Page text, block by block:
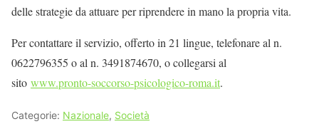
delle strategie da attuare per riprendere in mano la propria vita.
Per contattare il servizio, offerto in 21 lingue, telefonare al n.
0622796355 o al n. 3491874670, o collegarsi al
sito www.pronto-soccorso-psicologico-roma.it.
Categorie: Nazionale, Società